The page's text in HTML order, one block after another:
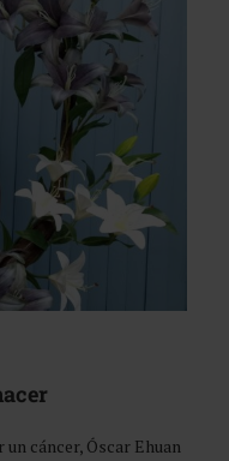
cáncer, Óscar Ehuan